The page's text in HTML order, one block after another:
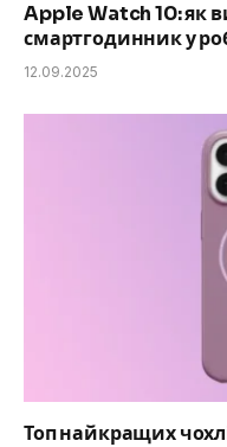
Apple Watch 10: як
смартгодинник у
12.09.2025
Топ найкращих